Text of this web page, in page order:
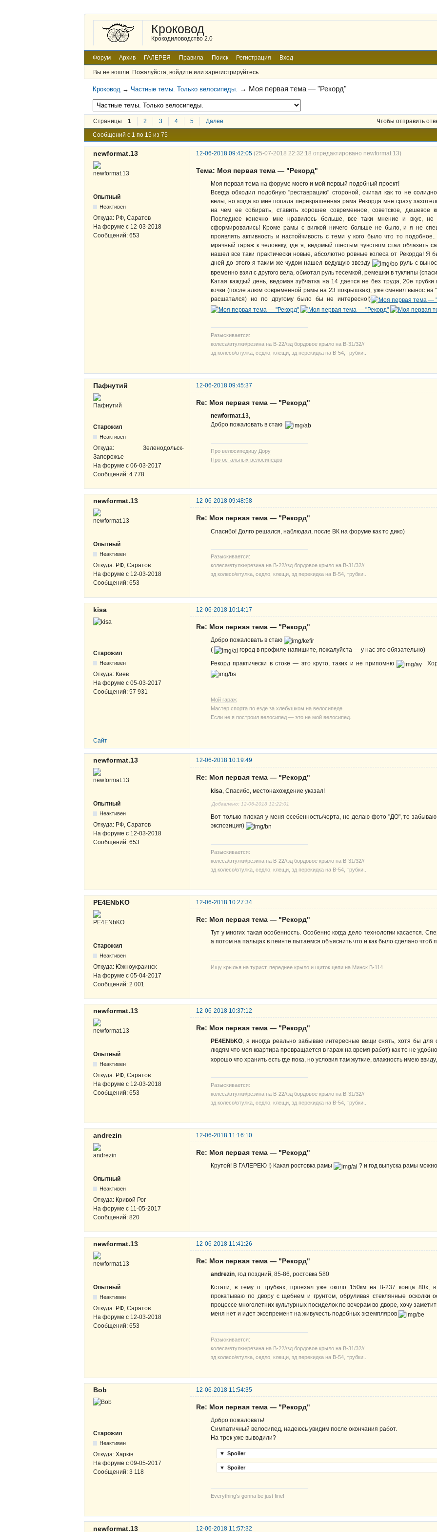
Кроковод
Крокодиловодство 2.0
Форум Архив ГАЛЕРЕЯ Правила Поиск Регистрация Вход
Вы не вошли. Пожалуйста, войдите или зарегистрируйтесь.
Кроковод → Частные темы. Только велосипеды. → Моя первая тема — "Рекорд"
Страницы 1 2 3 4 5 Далее Чтобы отправить
Сообщений с 1 по 15 из 75
newformat.13 12-06-2018 09:42:05 (25-07-2018 22:32:18 отредактировано newformat.13)
Опытный
Неактивен
Откуда: РФ, Саратов
На форуме с 12-03-2018
Сообщений: 653
Тема: Моя первая тема — "Рекорд"
Моя первая тема на форуме моего и мой первый подобный проект!
Всегда обходил подобную "реставрацию" стороной, считал как то не
велы, но когда ко мне попала перекрашенная рама Рекорда мне сразу
на чем ее собирать, ставить хорошее современное, советское, дешевое
Последнее конечно мне нравилось больше, все таки мнение и вкус, не
сформировались! Кроме рамы с вилкой ничего больше не было, и я не
проявлять активность и настойчивость с теми у кого было что то
мрачный гараж к человеку, где я, ведомый шестым чувством стал облазить
нашел все таки практически новые, абсолютно ровные колеса от Рекорда! Я
дней до этого я таким же чудом нашел ведущую звезду
руль с
временно взял с другого вела, обмотал руль тесемкой, ремешки в туклипы
Катая каждый день, ведомая зубчатка на 14 дается не без труда, 20е
кочки (после алюм современной рамы на 23 покрышках), уже сменил вынос на
расшатался) но по другому было бы не интересно!)
Разыскивается:
колеса/втулки/резина на В-22//зд бордовое крыло на В-31/32//
зд колесо/втулка, седло, клещи, зд перекидка на В-54, трубки..
Пафнутий 12-06-2018 09:45:37
Старожил
Неактивен
Откуда: Зеленодольск-
Запорожье
На форуме с 06-03-2017
Сообщений: 4 778
Re: Моя первая тема — "Рекорд"
newformat.13,
Добро пожаловать в стаю
Про велосипедицу Дору
Про остальных велосипедов
newformat.13 12-06-2018 09:48:58
Опытный
Неактивен
Откуда: РФ, Саратов
На форуме с 12-03-2018
Сообщений: 653
Re: Моя первая тема — "Рекорд"
Спасибо! Долго решался, наблюдал, после ВК на форуме как то дико)
Разыскивается:
колеса/втулки/резина на В-22//зд бордовое крыло на В-31/32//
зд колесо/втулка, седло, клещи, зд перекидка на В-54, трубки..
kisa 12-06-2018 10:14:17
Старожил
Неактивен
Откуда: Киев
На форуме с 05-03-2017
Сообщений: 57 931
Re: Моя первая тема — "Рекорд"
Добро пожаловать в стаю
(
город в профиле напишите, пожалуйста — у нас это обязательно)
Рекорд практически в стоке — это круто, таких и не припомню
Мой гараж
Мастер спорта по езде за хлебушком на велосипеде.
Если не я построил велосипед — это не мой велосипед.
Сайт
newformat.13 12-06-2018 10:19:49
Опытный
Неактивен
Откуда: РФ, Саратов
На форуме с 12-03-2018
Сообщений: 653
Re: Моя первая тема — "Рекорд"
kisa , Спасибо, местонахождение указал!
Добавлено: 12-06-2018 12:22:01
Вот только плохая у меня осебенность/черта, не делаю фото "ДО", то
экспозиция)
Разыскивается:
колеса/втулки/резина на В-22//зд бордовое крыло на В-31/32//
зд колесо/втулка, седло, клещи, зд перекидка на В-54, трубки..
PE4ENbKO 12-06-2018 10:27:34
Старожил
Неактивен
Откуда: Южноукраинск
На форуме с 05-04-2017
Сообщений: 2 001
Re: Моя первая тема — "Рекорд"
Тут у многих такая особенность. Особенно когда дело технологии касается.
а потом на пальцах в пеинте пытаемся объяснить что и как было сделано чтоб
Ищу крылья на турист, переднее крыло и щиток цепи на Минск В-114.
newformat.13 12-06-2018 10:37:12
Опытный
Неактивен
Откуда: РФ, Саратов
На форуме с 12-03-2018
Сообщений: 653
Re: Моя первая тема — "Рекорд"
PE4ENbKO, я иногда реально забываю интересные вещи снять, хотя бы для
людям что моя квартира превращается в гараж на время работ) как то не
хорошо что хранить есть где пока, но условия там жуткие, влажность имею
Разыскивается:
колеса/втулки/резина на В-22//зд бордовое крыло на В-31/32//
зд колесо/втулка, седло, клещи, зд перекидка на В-54, трубки..
andrezin 12-06-2018 11:16:10
Опытный
Неактивен
Откуда: Кривой Рог
На форуме с 11-05-2017
Сообщений: 820
Re: Моя первая тема — "Рекорд"
Крутой! В ГАЛЕРЕЮ !) Какая ростовка рамы ? и год выпуска рамы
newformat.13 12-06-2018 11:41:26
Опытный
Неактивен
Откуда: РФ, Саратов
На форуме с 12-03-2018
Сообщений: 653
Re: Моя первая тема — "Рекорд"
andrezin, год поздний, 85-86, ростовка 580
Кстати, в тему о трубках, проехал уже около 150км на В-237 конца 80х,
прокатываю по двору с щебнем и грунтом, обруливая стеклянные осколки
процессе многолетних культурных посиделок по вечерам во дворе, хочу
меня нет и идет эксепремент на живучесть подобных экземпляров
Разыскивается:
колеса/втулки/резина на В-22//зд бордовое крыло на В-31/32//
зд колесо/втулка, седло, клещи, зд перекидка на В-54, трубки..
Bob 12-06-2018 11:54:35
Старожил
Неактивен
Откуда: Харків
На форуме с 09-05-2017
Сообщений: 3 118
Re: Моя первая тема — "Рекорд"
Добро пожаловать!
Симпатичный велосипед, надеюсь увидим после окончания работ.
На трек уже выводили?
▼ Spoiler
▼ Spoiler
Everything's gonna be just fine!
newformat.13 12-06-2018 11:57:32